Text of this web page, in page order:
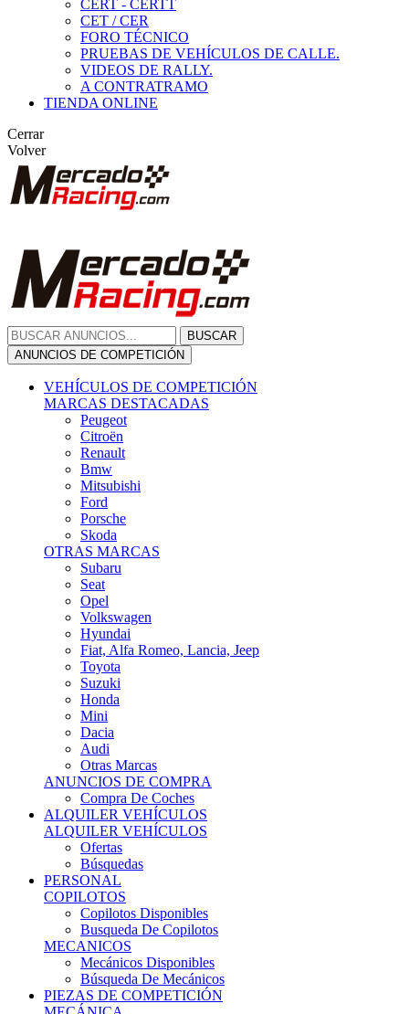
CERT - CERTT
CET / CER
FORO TÉCNICO
PRUEBAS DE VEHÍCULOS DE CALLE.
VIDEOS DE RALLY.
A CONTRATRAMO
TIENDA ONLINE
Cerrar
Volver
BUSCAR
ANUNCIOS DE COMPETICIÓN
VEHÍCULOS DE COMPETICIÓN
MARCAS DESTACADAS
Peugeot
Citroën
Renault
Bmw
Mitsubishi
Ford
Porsche
Skoda
OTRAS MARCAS
Subaru
Seat
Opel
Volkswagen
Hyundai
Fiat, Alfa Romeo, Lancia, Jeep
Toyota
Suzuki
Honda
Mini
Dacia
Audi
Otras Marcas
ANUNCIOS DE COMPRA
Compra De Coches
ALQUILER VEHÍCULOS
ALQUILER VEHÍCULOS
Ofertas
Búsquedas
PERSONAL
COPILOTOS
Copilotos Disponibles
Busqueda De Copilotos
MECANICOS
Mecánicos Disponibles
Búsqueda De Mecánicos
PIEZAS DE COMPETICIÓN
MECÁNICA
Motores